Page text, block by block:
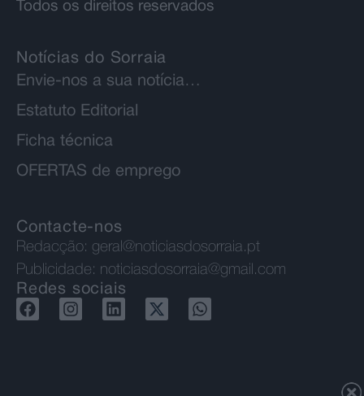
Todos os direitos reservados
Notícias do Sorraia
Envie-nos a sua notícia…
Estatuto Editorial
Ficha técnica
OFERTAS de emprego
Contacte-nos
Redacção: geral@noticiasdosorraia.pt
Publicidade: noticiasdosorraia@gmail.com
Redes sociais